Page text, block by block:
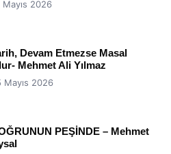
Mayıs 2026
Devam Etmezse Masal
Mehmet Ali Yılmaz
Mayıs 2026
PEŞİNDE – Mehmet